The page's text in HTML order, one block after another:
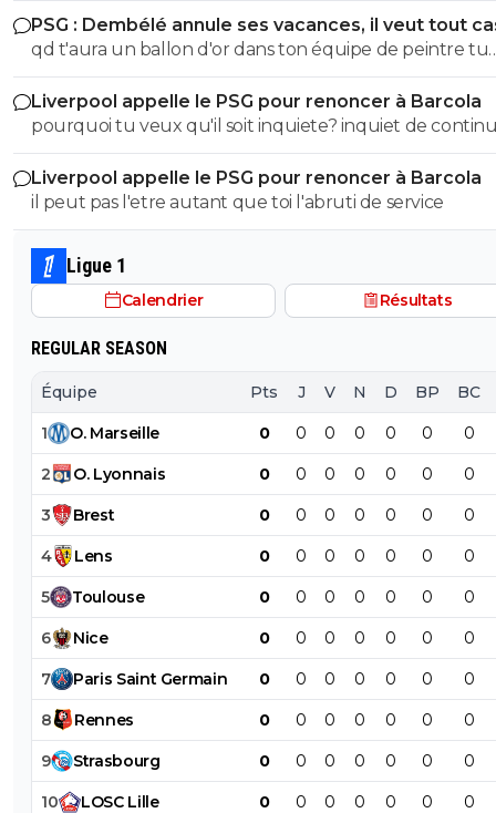
T'a meme pas le niveau en histoire d'un collégien...
partir de là tes idées politiques on s'en tape Quand on sait pas
faire la différence entre le nazisme et le fascisme
parle pas de politique vu qu'on est un putain d'ignare ! Merci
de démontrer encore une fois que l'électeur LFI est
abruti qui connait rien à rien :)
PSG : Dembélé annule ses vacances, il veut tout
qd t'aura un ballon d'or dans ton équipe de peintre tu
pourras la ramener le bouffon de service
Liverpool appelle le PSG pour renoncer à Barcola
pourquoi tu veux qu'il soit inquiete? inquiet de
gagner des titres avec la meilleure équipe d'europe? SOigne
toi abruti
Liverpool appelle le PSG pour renoncer à Barcola
il peut pas l'etre autant que toi l'abruti de service
Ligue 1
Calendrier Résultats
REGULAR SEASON
Équipe Pts J V N D BP BC
1 O. Marseille 0 0 0 0 0 0 0
2 O. Lyonnais 0 0 0 0 0 0 0
3 Brest 0 0 0 0 0 0 0
4 Lens 0 0 0 0 0 0 0
5 Toulouse 0 0 0 0 0 0 0
6 Nice 0 0 0 0 0 0 0
7 Paris Saint Germain 0 0 0 0 0 0 0
8 Rennes 0 0 0 0 0 0 0
9 Strasbourg 0 0 0 0 0 0 0
10 LOSC Lille 0 0 0 0 0 0 0